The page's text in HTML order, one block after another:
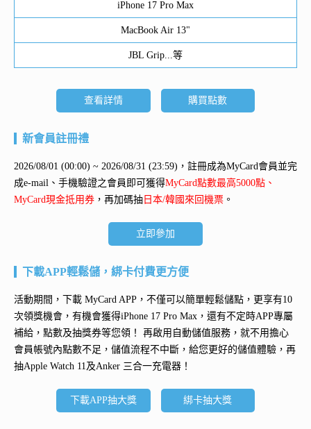
iPhone 17 Pro Max
MacBook Air 13"
JBL Grip...等
查看詳情 購買點數
新會員註冊禮
2026/08/01 (00:00) ~ 2026/08/31 (23:59)，註冊成為MyCard會員並完
成e-mail、手機驗證之會員即可獲得MyCard點數最高5000點、
MyCard現金抵用券 ，再加碼抽 日本/韓國來回機票 。
立即參加
下載APP輕鬆儲，綁卡付費更方便
活動期間，下載 MyCard APP，不僅可以簡單輕鬆儲點，更享有10
次領獎機會，有機會獲得iPhone 17 Pro Max ，還有不定時APP專屬
補給，點數及抽獎券等您領！ 再啟用自動儲值服務 ，就不用擔心
會員帳號內點數不足，儲值流程不中斷，給您更好的儲值體驗，再
抽Apple Watch 11及Anker 三合一充電器 ！
下載APP抽大獎 綁卡抽大獎